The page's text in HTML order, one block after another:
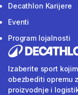
Decathlon Karijere
Eventi
Program lojalnosti
Izaberite sport
obezbediti opremu
proizvodnje i